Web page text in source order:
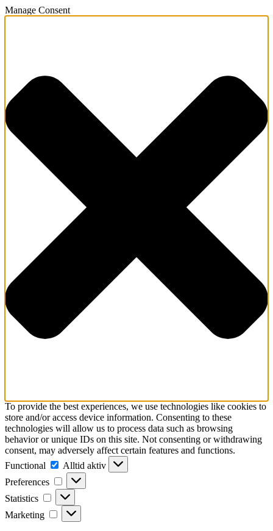
Manage Consent
To provide the best experiences, we use technologies like cookies to
store and/or access device information. Consenting to these
technologies will allow us to process data such as browsing
behavior or unique IDs on this site. Not consenting or withdrawing
consent, may adversely affect certain features and functions.
Functional
Functional
Alltid aktiv
Preferences
Preferences
Statistics Statistics
Marketing Marketing